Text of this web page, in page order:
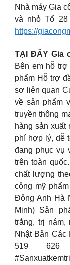
Nhà máy Gia
và nhỏ Tổ 28
https://
TẠI ĐÂY Gia
Bên em hỗ
phẩm Hỗ trợ
sơ liên quan
về sản phẩm
truyền thông
hàng sản
phí hợp lý, dễ
đang phục vụ
trên toàn
chất lượng
công mỹ
Đông Anh Hà
Minh) Sản
trắng, trị
Nhật Bản Các
519 626